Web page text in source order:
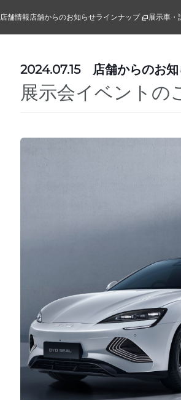
店舗情報店舗からのお知らせラインナップ 展示車・
2024.07.15 店舗からのお
展示会イベントの